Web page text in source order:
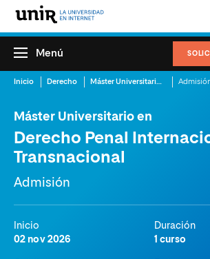
Menú
Inicio Derecho Máster Universitario en Derecho Penal Internacional y Transnacional
Máster Universitario en
Derecho Penal
Transnacional
Admisión
Inicio
02 nov 2026
Duración
1 curso